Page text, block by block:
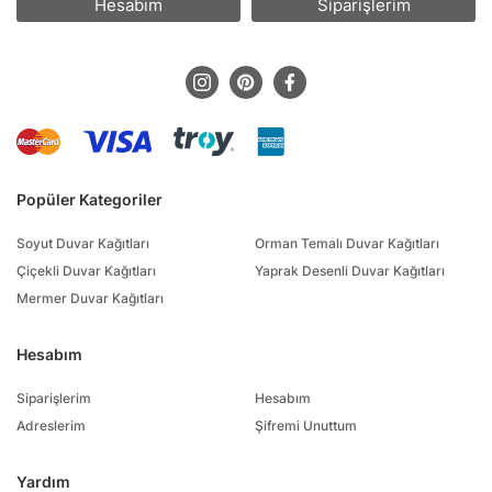
Popüler Kategoriler
Soyut Duvar Kağıtları
Çiçekli Duvar Kağıtları
Mermer Duvar Kağıtları
Orman Temalı Duvar Kağıtları
Yaprak Desenli Duvar Kağıtları
Hesabım
Siparişlerim
Adreslerim
Hesabım
Şifremi Unuttum
Yardım
Hesabım Siparişlerim